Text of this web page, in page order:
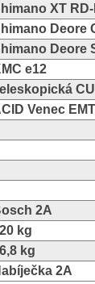
XT
Deore
Deore
e12
Venec
2A
kg
kg
2A